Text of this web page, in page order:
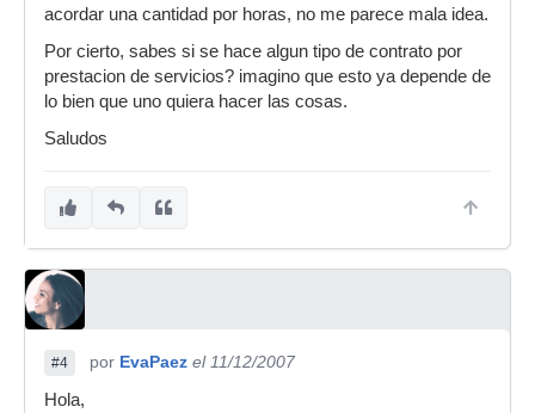
acordar una cantidad por horas, no me parece mala idea.
Por cierto, sabes si se hace algun tipo de contrato por
prestacion de servicios? imagino que esto ya depende de
lo bien que uno quiera hacer las cosas.
Saludos
#4 por EvaPaez el 11/12/2007
Hola,